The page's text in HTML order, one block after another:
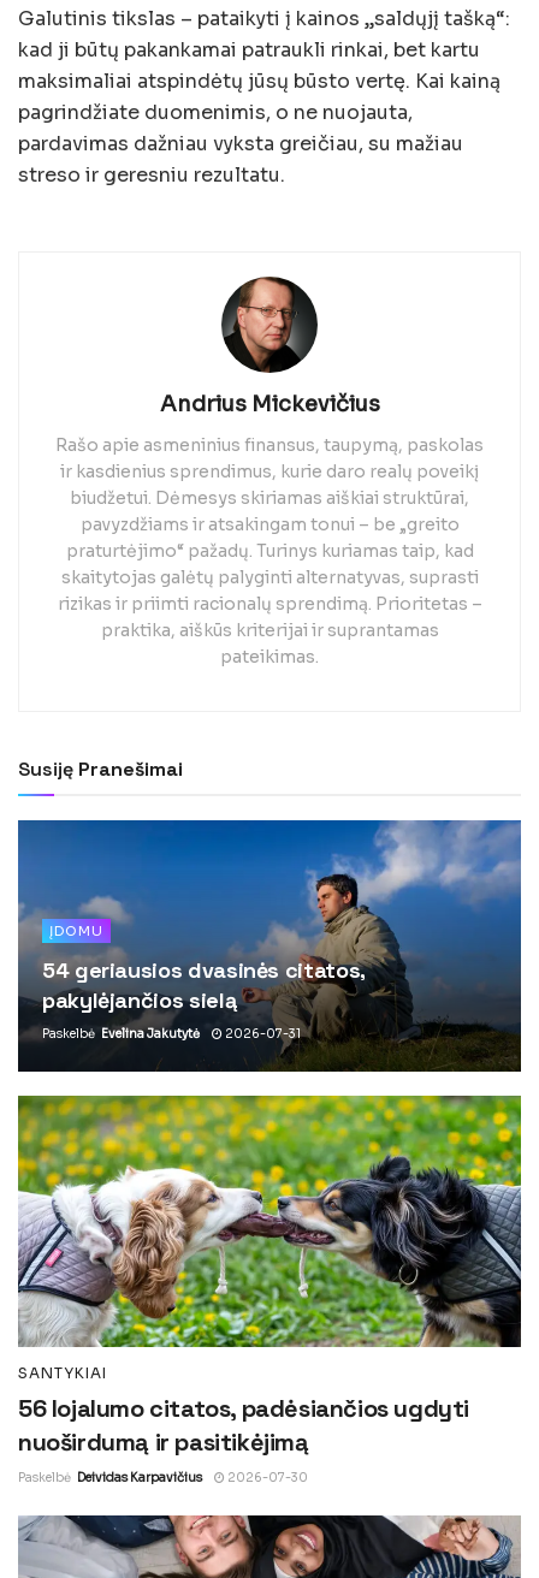
Galutinis tikslas – pataikyti į kainos „saldųjį tašką“:
kad ji būtų pakankamai patraukli rinkai, bet kartu
maksimaliai atspindėtų jūsų būsto vertę. Kai kainą
pagrindžiate duomenimis, o ne nuojauta,
pardavimas dažniau vyksta greičiau, su mažiau
streso ir geresniu rezultatu.
Andrius Mickevičius
Rašo apie asmeninius finansus, taupymą, paskolas
ir kasdienius sprendimus, kurie daro realų poveikį
biudžetui. Dėmesys skiriamas aiškiai struktūrai,
pavyzdžiams ir atsakingam tonui – be „greito
praturtėjimo“ pažadų. Turinys kuriamas taip, kad
skaitytojas galėtų palyginti alternatyvas, suprasti
rizikas ir priimti racionalų sprendimą. Prioritetas –
praktika, aiškūs kriterijai ir suprantamas
pateikimas.
Susiję Pranešimai
ĮDOMU
54 geriausios dvasinės citatos,
pakylėjančios sielą
Paskelbė Evelina Jakutytė 2026-07-31
SANTYKIAI
56 lojalumo citatos, padėsiančios ugdyti
nuoširdumą ir pasitikėjimą
Paskelbė Deividas Karpavičius 2026-07-30